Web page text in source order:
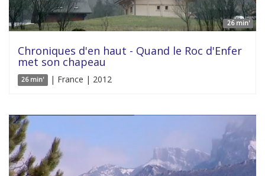
26 min'
Chroniques d'en haut - Quand le Roc d'Enfer
met son chapeau
26 min' | France | 2012